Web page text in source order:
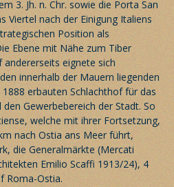
3. Jh. n. Chr. sowie die Porta San
Viertel nach der Einigung Italiens
Position als
Ebene mit Nähe zum Tiber
eignete sich
innerhalb der Mauern liegenden
erbauten Schlachthof für das
Gewerbebereich der Stadt. So
welche mit ihrer Fortsetzung,
nach Ostia ans Meer führt,
die Generalmärkte (Mercati
Emilio Scaffi 1913/24), 4
Roma-Ostia.